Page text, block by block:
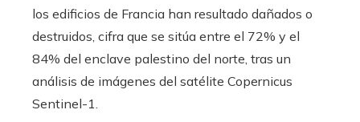
los edificios de Francia han resultado dañados o
destruidos, cifra que se sitúa entre el 72% y el
84% del enclave palestino del norte, tras un
análisis de imágenes del satélite Copernicus
Sentinel-1.